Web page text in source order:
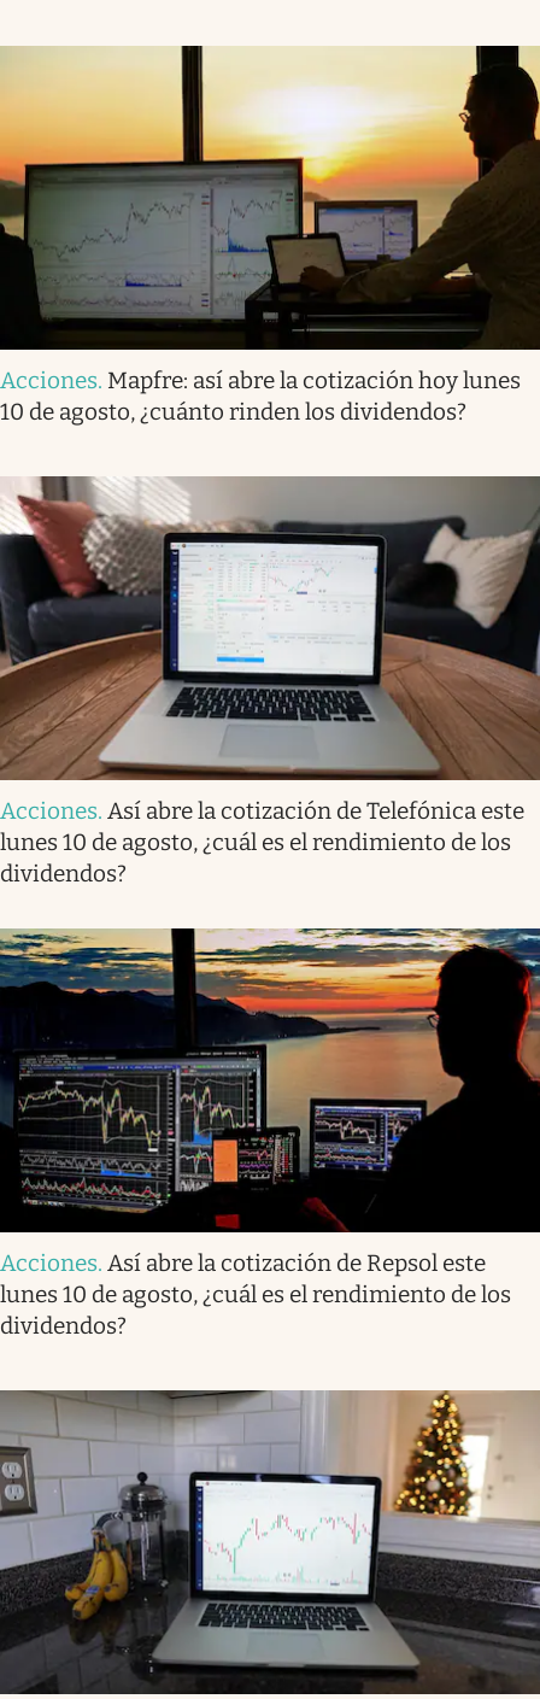
Acciones. Mapfre: así abre la cotización hoy lunes
10 de agosto, ¿cuánto rinden los dividendos?
Acciones. Así abre la cotización de Telefónica este
lunes 10 de agosto, ¿cuál es el rendimiento de los
dividendos?
Acciones. Así abre la cotización de Repsol este
lunes 10 de agosto, ¿cuál es el rendimiento de los
dividendos?